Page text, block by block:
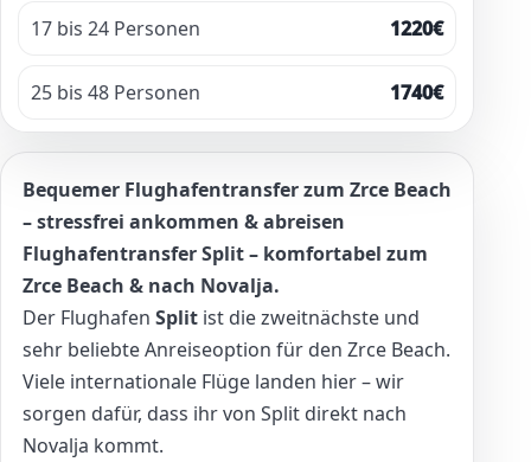
Bequemer Flughafentransfer zum Zrce Beach
– stressfrei ankommen & abreisen
Flughafentransfer Split – komfortabel zum
Zrce Beach & nach Novalja.
Der Flughafen Split ist die zweitnächste und
sehr beliebte Anreiseoption für den Zrce Beach.
Viele internationale Flüge landen hier – wir
sorgen dafür, dass ihr von Split direkt nach
Novalja kommt.
17 bis 24 Personen 1220€
25 bis 48 Personen 1740€